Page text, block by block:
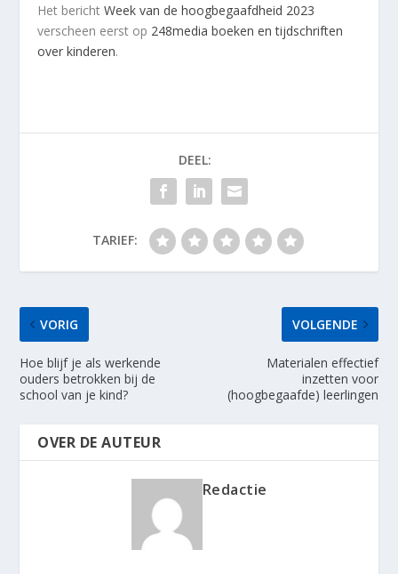
/
2025
aantal
Het berichtWeek van de hoogbegaafdheid 2023
verscheen eerst op 248media boeken en tijdschriften
over kinderen.
DEEL:
TARIEF:
VORIG
Hoe blijf je als werkende
ouders betrokken bij de
school van je kind?
VOLGENDE
Materialen effectief
inzetten voor
(hoogbegaafde) leerlingen
OVER DE AUTEUR
Redactie